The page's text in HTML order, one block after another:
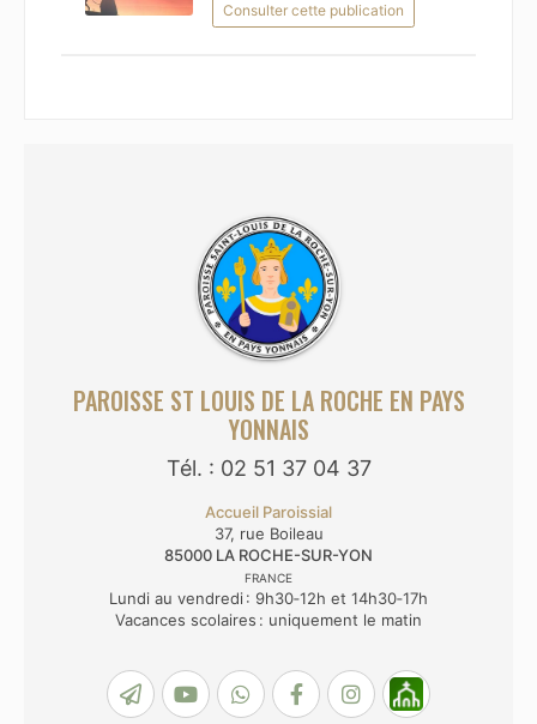
PAROISSE ST LOUIS DE LA ROCHE EN PAYS
YONNAIS
Tél. : 02 51 37 04 37
Accueil Paroissial
37, rue Boileau
85000 LA ROCHE-SUR-YON
FRANCE
Lundi au vendredi : 9h30‑12h et 14h30‑17h
Vacances scolaires : uniquement le matin
Consulter cette publication